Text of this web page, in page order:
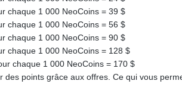
chaque 1 000 NeoCoins = 39 $
chaque 1 000 NeoCoins = 56 $
chaque 1 000 NeoCoins = 90 $
chaque 1 000 NeoCoins = 128 $
chaque 1 000 NeoCoins = 170 $
des points grâce aux offres. Ce qui vous